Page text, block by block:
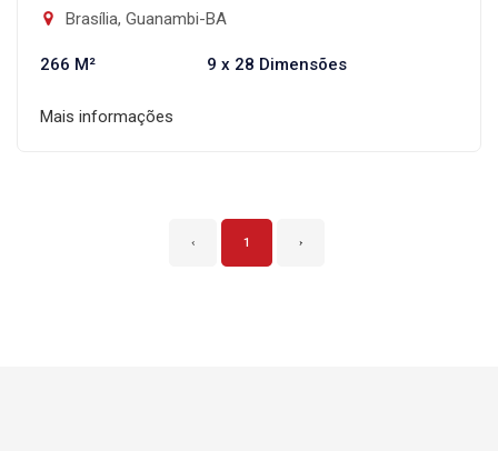
Brasília, Guanambi-BA
266 M² 9 x 28 Dimensões
Mais informações
‹ 1 ›